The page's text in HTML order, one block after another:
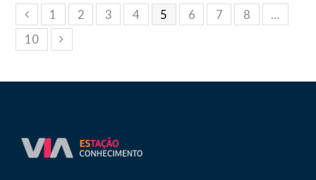
1 2 3 4 5 6 7 8
…
10